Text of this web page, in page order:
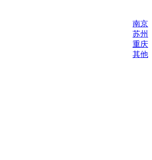
南京
苏州
重庆
其他